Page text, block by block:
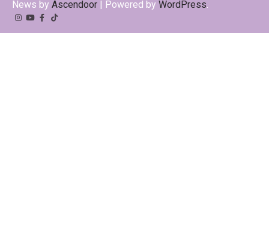
News by Ascendoor | Powered by WordPress.
Instagram
YouTube
Facebook
Tiktok